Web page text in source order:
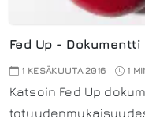
Fed Up -
1 KESÄKUUTA 2016 1
Katsoin Fed Up